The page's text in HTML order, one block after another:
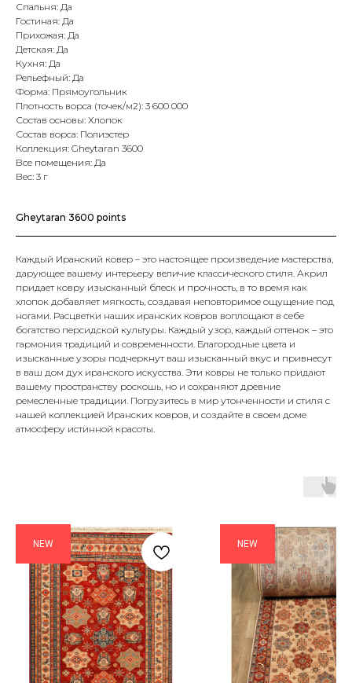
Спальня: Да
Гостиная: Да
Прихожая: Да
Детская: Да
Кухня: Да
Рельефный: Да
Форма: Прямоугольник
Плотность ворса (точек/м2): 3 600 000
Состав основы: Хлопок
Состав ворса: Полиэстер
Коллекция: Gheytaran 3600
Все помещения: Да
Вес: 3 г
Gheytaran 3600 points
Каждый Иранский ковер – это настоящее произведение мастерства,
дарующее вашему интерьеру величие классического стиля. Акрил
придает ковру изысканный блеск и прочность, в то время как
хлопок добавляет мягкость, создавая неповторимое ощущение под
ногами. Расцветки наших иранских ковров воплощают в себе
богатство персидской культуры. Каждый узор, каждый оттенок – это
гармония традиций и современности. Благородные цвета и
изысканные узоры подчеркнут ваш изысканный вкус и привнесут
в ваш дом дух иранского искусства. Эти ковры не только придают
вашему пространству роскошь, но и сохраняют древние
ремесленные традиции. Погрузитесь в мир утонченности и стиля с
нашей коллекцией Иранских ковров, и создайте в своем доме
атмосферу истинной красоты.
NEW NEW